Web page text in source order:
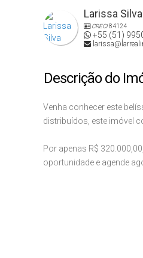
Larissa Silva
CRECI84124
+55 (51)
Descrição do
Venha conhecer este
distribuídos, este imóvel
Por apenas R$
oportunidade e agende